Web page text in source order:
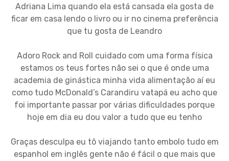
Adriana Lima quando ela está cansada ela gosta de
ficar em casa lendo o livro ou ir no cinema preferência
que tu gosta de Leandro
Adoro Rock and Roll cuidado com uma forma física
estamos os teus fortes não sei o que é onde uma
academia de ginástica minha vida alimentação aí eu
como tudo McDonald’s Carandiru vatapá eu acho que
foi importante passar por várias dificuldades porque
hoje em dia eu dou valor a tudo que eu tenho
Graças desculpa eu tô viajando tanto embolo tudo em
espanhol em inglês gente não é fácil o que mais que